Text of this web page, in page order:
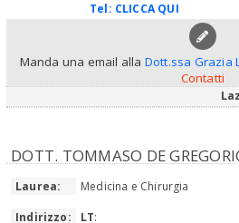
Tel: CLICCA QUI
Manda una email alla Dott.ssa Grazia
Contatti
DOTT. TOMMASO DE
Laurea:
Medicina e Chirurgia
Indirizzo:
LT: